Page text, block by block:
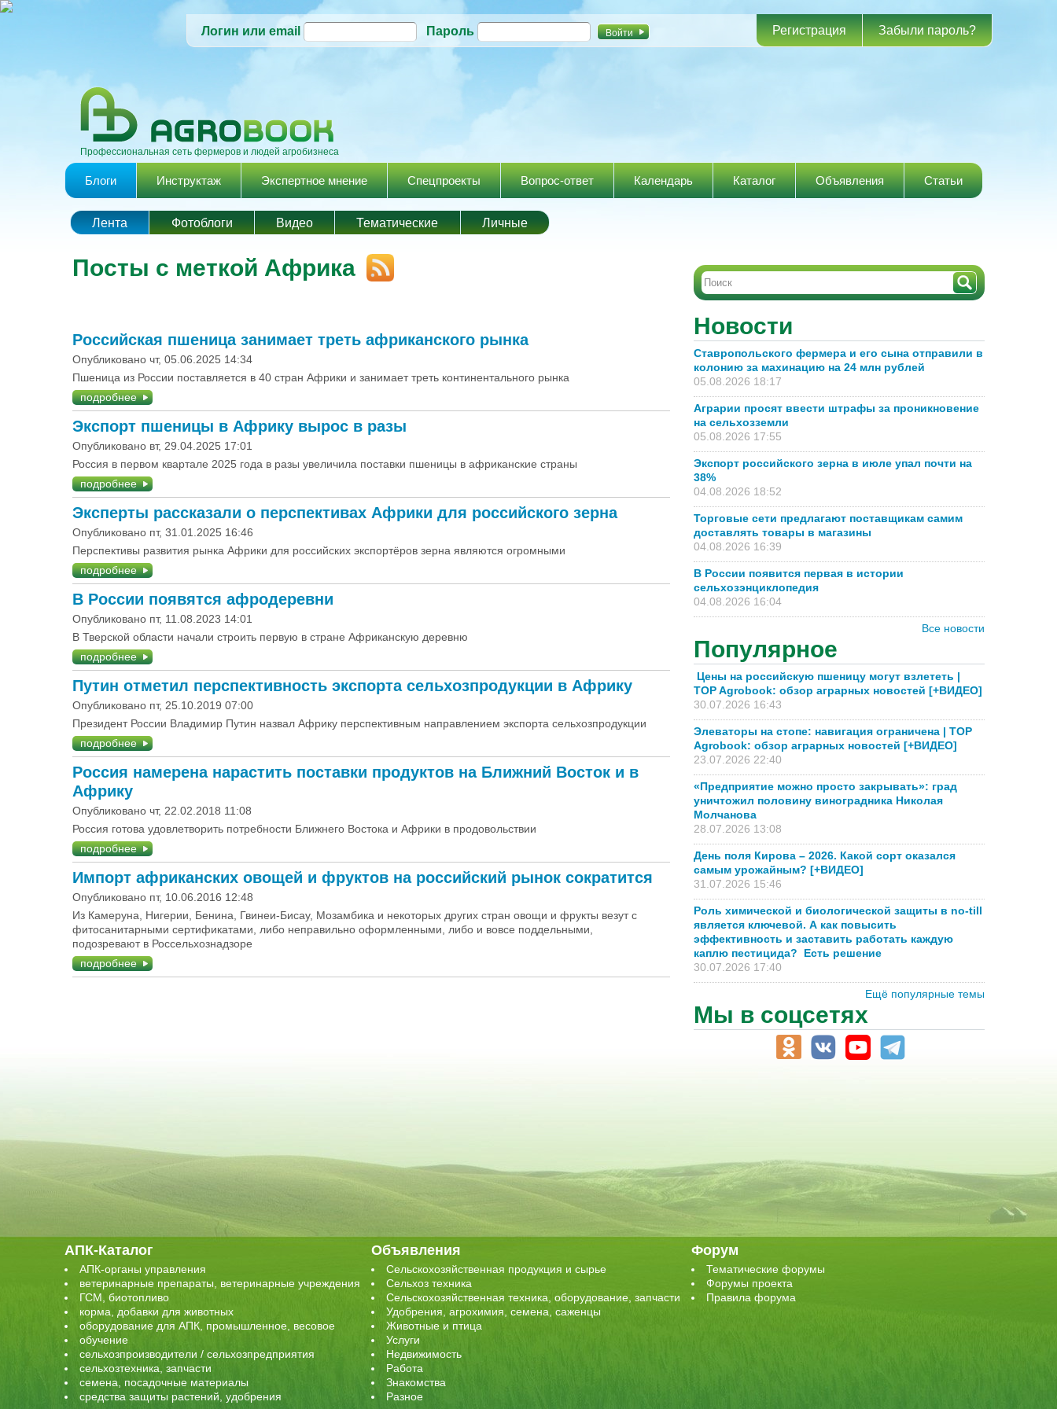
Перейти к
содержанию
Логин или email Пароль Регистрация Забыли пароль?
Профессиональная сеть фермеров и людей агробизнеса
Главное меню
Блоги Инструктаж Экспертное мнение Спецпроекты Вопрос-ответ Календарь Каталог Объявления Статьи
Лента Фотоблоги Видео Тематические Личные
Посты с меткой Африка
Российская пшеница занимает треть африканского рынка
Опубликовано чт, 05.06.2025 14:34
Пшеница из России поставляется в 40 стран Африки и занимает треть континентального рынка
подробнее
Экспорт пшеницы в Африку вырос в разы
Опубликовано вт, 29.04.2025 17:01
Россия в первом квартале 2025 года в разы увеличила поставки пшеницы в африканские страны
подробнее
Эксперты рассказали о перспективах Африки для российского зерна
Опубликовано пт, 31.01.2025 16:46
Перспективы развития рынка Африки для российских экспортёров зерна являются огромными
подробнее
В России появятся афродеревни
Опубликовано пт, 11.08.2023 14:01
В Тверской области начали строить первую в стране Африканскую деревню
подробнее
Путин отметил перспективность экспорта сельхозпродукции в Африку
Опубликовано пт, 25.10.2019 07:00
Президент России Владимир Путин назвал Африку перспективным направлением экспорта сельхозпродукции
подробнее
Россия намерена нарастить поставки продуктов на Ближний Восток и в
Африку
Опубликовано чт, 22.02.2018 11:08
Россия готова удовлетворить потребности Ближнего Востока и Африки в продовольствии
подробнее
Импорт африканских овощей и фруктов на российский рынок сократится
Опубликовано пт, 10.06.2016 12:48
Из Камеруна, Нигерии, Бенина, Гвинеи-Бисау, Мозамбика и некоторых других стран овощи и фрукты везут с
фитосанитарными сертификатами, либо неправильно оформленными, либо и вовсе поддельными,
подозревают в Россельхознадзоре
подробнее
Новости
Ставропольского фермера и его сына отправили в
колонию за махинацию на 24 млн рублей
05.08.2026 18:17
Аграрии просят ввести штрафы за проникновение
на сельхозземли
05.08.2026 17:55
Экспорт российского зерна в июле упал почти на
38%
04.08.2026 18:52
Торговые сети предлагают поставщикам самим
доставлять товары в магазины
04.08.2026 16:39
В России появится первая в истории
сельхозэнциклопедия
04.08.2026 16:04
Все новости
Популярное
Цены на российскую пшеницу могут взлететь |
TOP Agrobook: обзор аграрных новостей [+ВИДЕО]
30.07.2026 16:43
Элеваторы на стопе: навигация ограничена | TOP
Agrobook: обзор аграрных новостей [+ВИДЕО]
23.07.2026 22:40
«Предприятие можно просто закрывать»: град
уничтожил половину виноградника Николая
Молчанова
28.07.2026 13:08
День поля Кирова – 2026. Какой сорт оказался
самым урожайным? [+ВИДЕО]
31.07.2026 15:46
Роль химической и биологической защиты в no-till
является ключевой. А как повысить
эффективность и заставить работать каждую
каплю пестицида? Есть решение
30.07.2026 17:40
Ещё популярные темы
Мы в соцсетях
АПК-Каталог
АПК-органы управления
ветеринарные препараты, ветеринарные учреждения
ГСМ, биотопливо
корма, добавки для животных
оборудование для АПК, промышленное, весовое
обучение
сельхозпроизводители / сельхозпредприятия
сельхозтехника, запчасти
семена, посадочные материалы
средства защиты растений, удобрения
Объявления
Сельскохозяйственная продукция и сырье
Сельхоз техника
Сельскохозяйственная техника, оборудование, запчасти
Удобрения, агрохимия, семена, саженцы
Животные и птица
Услуги
Недвижимость
Работа
Знакомства
Разное
Форум
Тематические форумы
Форумы проекта
Правила форума